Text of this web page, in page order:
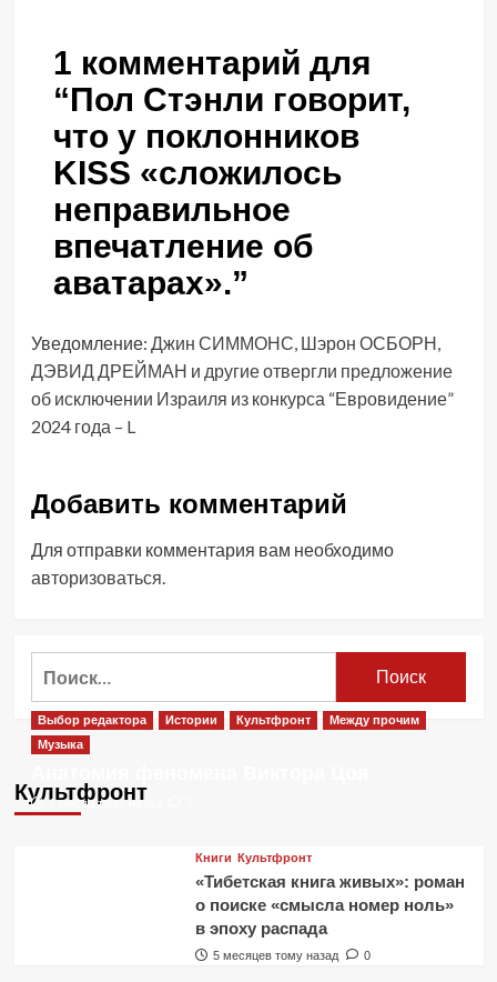
1 комментарий для
“Пол Стэнли говорит,
что у поклонников
KISS «сложилось
неправильное
впечатление об
аватарах».”
Уведомление: Джин СИММОНС, Шэрон ОСБОРН,
ДЭВИД ДРЕЙМАН и другие отвергли предложение
об исключении Израиля из конкурса “Евровидение”
2024 года – L
Добавить комментарий
Для отправки комментария вам необходимо
авторизоваться
Культфронт
Выбор редактора Истории Культфронт
Между прочим
Музыка
1 месяц тому назад
Книги Культфронт
«Тибетская книга живых»: роман
о поиске «смысла номер ноль»
в эпоху распада
5 месяцев тому назад 0